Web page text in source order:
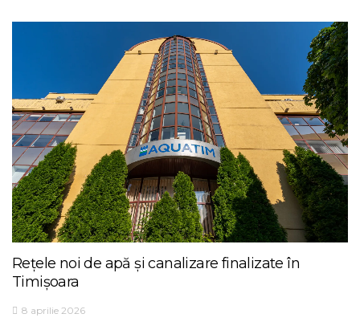
Rețele noi de apă și canalizare finalizate în
Timișoara
8 aprilie 2026